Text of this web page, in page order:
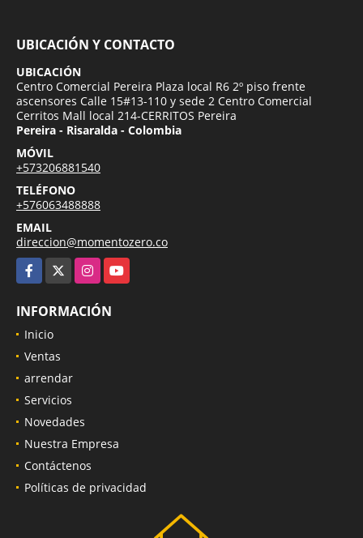
UBICACIÓN Y CONTACTO
UBICACIÓN
Centro Comercial Pereira Plaza local R6 2º piso frente
ascensores Calle 15#13-110 y sede 2 Centro Comercial
Cerritos Mall local 214-CERRITOS Pereira
Pereira - Risaralda - Colombia
MÓVIL
+573206881540
TELÉFONO
+576063488888
EMAIL
direccion@momentozero.co
Facebook
InstagramYouTube
INFORMACIÓN
Inicio
Ventas
arrendar
Servicios
Novedades
Nuestra Empresa
Contáctenos
Políticas de privacidad